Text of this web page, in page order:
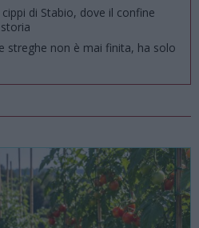
di Stabio, dove il confine
streghe non è mai finita, ha solo